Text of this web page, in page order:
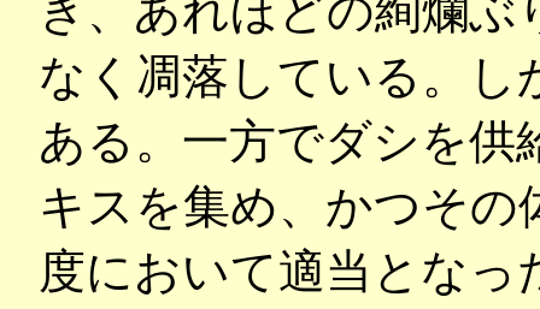
き、あれほどの絢爛
なく凋落している。し
ある。一方でダシを供
キスを集め、かつその
度において適当とな